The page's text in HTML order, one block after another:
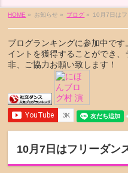
HOME » お知らせ » ブログ » 10月7日は
ブログランキングに参加中で
イントを獲得することができ
非、ご協力お願い致します！
10月7日はフリーダン